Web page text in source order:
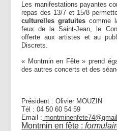
Les manifestations payantes
repas des 13/7 et 15/8
culturelles gratuites comme
feux de la Saint-Jean, le
offerte aux artistes et au
Discrets.
« Montmin en Fête » prend
des autres concerts et des
Président : Olivier MOUZIN
Tél : 04 50 60 54 59
Email :
Montmin en fête :